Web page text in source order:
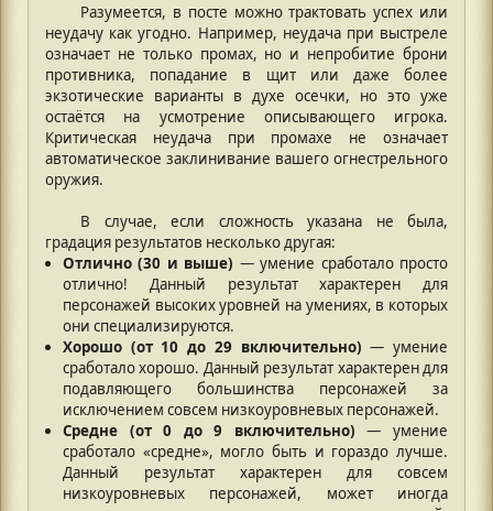
Разумеется, в посте можно трактовать успех или
неудачу как угодно. Например, неудача при выстреле
означает не только промах, но и непробитие брони
противника, попадание в щит или даже более
экзотические варианты в духе осечки, но это уже
остаётся на усмотрение описывающего игрока.
Критическая неудача при промахе не означает
автоматическое заклинивание вашего огнестрельного
оружия.
В случае, если сложность указана не была,
градация результатов несколько другая:
Отлично (30 и выше) — умение сработало просто
отлично! Данный результат характерен для
персонажей высоких уровней на умениях, в которых
они специализируются.
Хорошо (от 10 до 29 включительно)— умение
сработало хорошо. Данный результат характерен для
подавляющего большинства персонажей за
исключением совсем низкоуровневых персонажей.
Средне (от 0 до 9 включительно) — умение
сработало «средне», могло быть и гораздо лучше.
Данный результат характерен для совсем
низкоуровневых персонажей, может иногда